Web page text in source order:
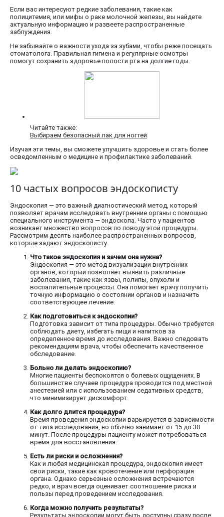
Если вас интересуют редкие заболевания, такие как
полицитемия, или мифы о раке молочной железы, вы найдете
актуальную информацию и развеете распространенные
заблуждения.
Не забывайте о важности ухода за зубами, чтобы реже посещать
стоматолога. Правильная гигиена и регулярные осмотры
помогут сохранить здоровье полости рта на долгие годы.
Читайте также:
Выбираем безопасный лак для ногтей
Изучая эти темы, вы сможете улучшить здоровье и стать более
осведомленным о медицине и профилактике заболеваний.
10 частых вопросов эндоскописту
Эндоскопия — это важный диагностический метод, который
позволяет врачам исследовать внутренние органы с помощью
специального инструмента — эндоскопа. Часто у пациентов
возникает множество вопросов по поводу этой процедуры.
Рассмотрим десять наиболее распространенных вопросов,
которые задают эндоскописту.
Что такое эндоскопия и зачем она нужна?
Эндоскопия — это метод визуализации внутренних
органов, который позволяет выявить различные
заболевания, такие как язвы, полипы, опухоли и
воспалительные процессы. Она помогает врачу получить
точную информацию о состоянии органов и назначить
соответствующее лечение.
Как подготовиться к эндоскопии?
Подготовка зависит от типа процедуры. Обычно требуется
соблюдать диету, избегать пищи и напитков за
определенное время до исследования. Важно следовать
рекомендациям врача, чтобы обеспечить качественное
обследование.
Больно ли делать эндоскопию?
Многие пациенты беспокоятся о болевых ощущениях. В
большинстве случаев процедура проводится под местной
анестезией или с использованием седативных средств,
что минимизирует дискомфорт.
Как долго длится процедура?
Время проведения эндоскопии варьируется в зависимости
от типа исследования, но обычно занимает от 15 до 30
минут. После процедуры пациенту может потребоваться
время для восстановления.
Есть ли риски и осложнения?
Как и любая медицинская процедура, эндоскопия имеет
свои риски, такие как кровотечение или перфорация
органа. Однако серьезные осложнения встречаются
редко, и врач всегда оценивает соотношение риска и
пользы перед проведением исследования.
Когда можно получить результаты?
Результаты эндоскопии могут быть доступны сразу после